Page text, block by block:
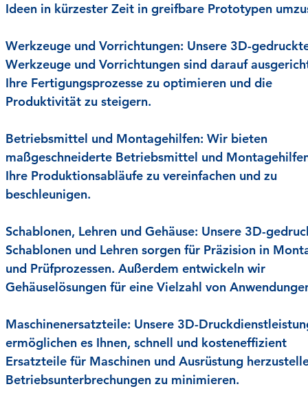
Ideen in kürzester Zeit in greifbare Prototypen
Werkzeuge und Vorrichtungen: Unsere 3D-
Werkzeuge und Vorrichtungen sind darauf
Ihre Fertigungsprozesse zu optimieren und die
Produktivität zu steigern.
Betriebsmittel und Montagehilfen: Wir bieten
maßgeschneiderte Betriebsmittel und
Ihre Produktionsabläufe zu vereinfachen und zu
beschleunigen.
Schablonen, Lehren und Gehäuse: Unsere 3D-
Schablonen und Lehren sorgen für Präzision in
und Prüfprozessen. Außerdem entwickeln wir
Gehäuselösungen für eine Vielzahl von
Maschinenersatzteile: Unsere 3D-
ermöglichen es Ihnen, schnell und kosteneffizient
Ersatzteile für Maschinen und Ausrüstung
Betriebsunterbrechungen zu minimieren.